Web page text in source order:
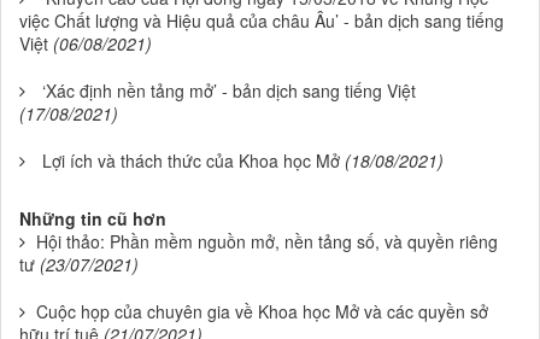
việc Chất lượng và Hiệu quả của châu Âu’ - bản dịch sang tiếng
Việt (06/08/2021)
‘Xác định nền tảng mở’ - bản dịch sang tiếng Việt
(17/08/2021)
Lợi ích và thách thức của Khoa học Mở (18/08/2021)
Những tin cũ hơn
Hội thảo: Phần mềm nguồn mở, nền tảng số, và quyền riêng
tư (23/07/2021)
Cuộc họp của chuyên gia về Khoa học Mở và các quyền sở
hữu trí tuệ (21/07/2021)